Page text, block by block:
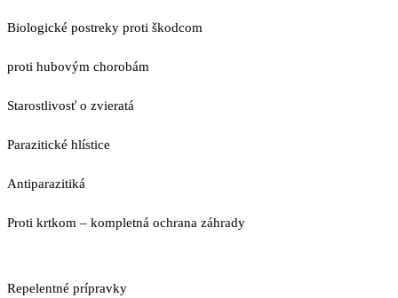
Biologické postreky proti škodcom
proti hubovým chorobám
Starostlivosť o zvieratá
Parazitické hlístice
Antiparazitiká
Proti krtkom – kompletná ochrana záhrady
Repelentné prípravky